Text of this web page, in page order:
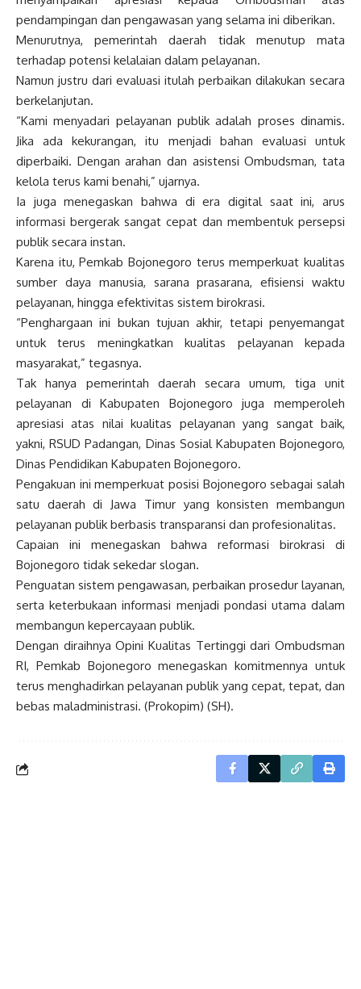
pendampingan dan pengawasan yang selama ini diberikan.
Menurutnya, pemerintah daerah tidak menutup mata
terhadap potensi kelalaian dalam pelayanan.
Namun justru dari evaluasi itulah perbaikan dilakukan secara
berkelanjutan.
“Kami menyadari pelayanan publik adalah proses dinamis.
Jika ada kekurangan, itu menjadi bahan evaluasi untuk
diperbaiki. Dengan arahan dan asistensi Ombudsman, tata
kelola terus kami benahi,” ujarnya.
Ia juga menegaskan bahwa di era digital saat ini, arus
informasi bergerak sangat cepat dan membentuk persepsi
publik secara instan.
Karena itu, Pemkab Bojonegoro terus memperkuat kualitas
sumber daya manusia, sarana prasarana, efisiensi waktu
pelayanan, hingga efektivitas sistem birokrasi.
“Penghargaan ini bukan tujuan akhir, tetapi penyemangat
untuk terus meningkatkan kualitas pelayanan kepada
masyarakat,” tegasnya.
Tak hanya pemerintah daerah secara umum, tiga unit
pelayanan di Kabupaten Bojonegoro juga memperoleh
apresiasi atas nilai kualitas pelayanan yang sangat baik,
yakni, RSUD Padangan, Dinas Sosial Kabupaten Bojonegoro,
Dinas Pendidikan Kabupaten Bojonegoro.
Pengakuan ini memperkuat posisi Bojonegoro sebagai salah
satu daerah di Jawa Timur yang konsisten membangun
pelayanan publik berbasis transparansi dan profesionalitas.
Capaian ini menegaskan bahwa reformasi birokrasi di
Bojonegoro tidak sekedar slogan.
Penguatan sistem pengawasan, perbaikan prosedur layanan,
serta keterbukaan informasi menjadi pondasi utama dalam
membangun kepercayaan publik.
Dengan diraihnya Opini Kualitas Tertinggi dari Ombudsman
RI, Pemkab Bojonegoro menegaskan komitmennya untuk
terus menghadirkan pelayanan publik yang cepat, tepat, dan
bebas maladministrasi. (Prokopim) (SH).